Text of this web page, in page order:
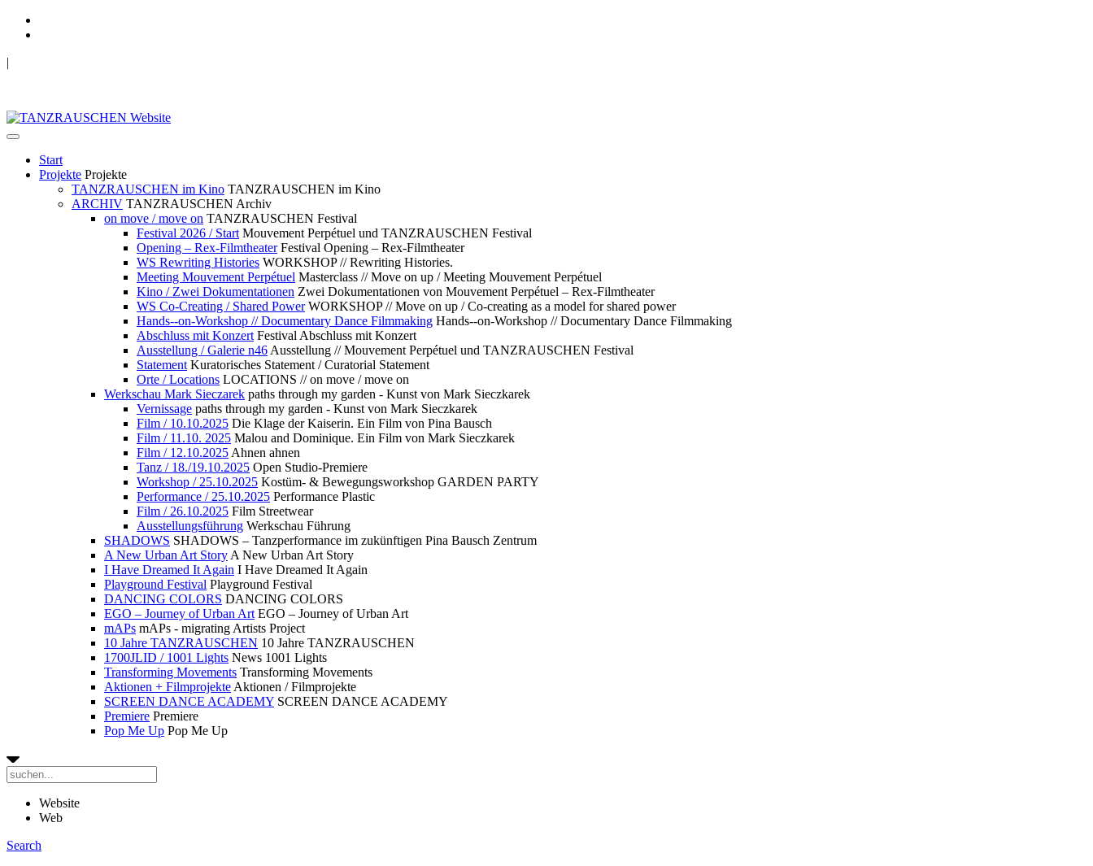
|
Start
Projekte Projekte
TANZRAUSCHEN im Kino TANZRAUSCHEN im Kino
ARCHIV TANZRAUSCHEN Archiv
on move / move on TANZRAUSCHEN Festival
Festival 2026 / Start Mouvement Perpétuel und TANZRAUSCHEN Festival
Opening – Rex-Filmtheater Festival Opening – Rex-Filmtheater
WS Rewriting Histories WORKSHOP // Rewriting Histories.
Meeting Mouvement Perpétuel Masterclass // Move on up / Meeting Mouvement Perpétuel
Kino / Zwei Dokumentationen Zwei Dokumentationen von Mouvement Perpétuel – Rex-Filmtheater
WS Co-Creating / Shared Power WORKSHOP // Move on up / Co-creating as a model for shared power
Hands--on-Workshop // Documentary Dance Filmmaking Hands--on-Workshop // Documentary Dance Filmmaking
Abschluss mit Konzert Festival Abschluss mit Konzert
Ausstellung / Galerie n46 Ausstellung // Mouvement Perpétuel und TANZRAUSCHEN Festival
Statement Kuratorisches Statement / Curatorial Statement
Orte / Locations LOCATIONS // on move / move on
Werkschau Mark Sieczarek paths through my garden - Kunst von Mark Sieczkarek
Vernissage paths through my garden - Kunst von Mark Sieczkarek
Film / 10.10.2025 Die Klage der Kaiserin. Ein Film von Pina Bausch
Film / 11.10. 2025 Malou and Dominique. Ein Film von Mark Sieczkarek
Film / 12.10.2025 Ahnen ahnen
Tanz / 18./19.10.2025 Open Studio-Premiere
Workshop / 25.10.2025 Kostüm- & Bewegungsworkshop GARDEN PARTY
Performance / 25.10.2025 Performance Plastic
Film / 26.10.2025 Film Streetwear
Ausstellungsführung Werkschau Führung
SHADOWS SHADOWS – Tanzperformance im zukünftigen Pina Bausch Zentrum
A New Urban Art Story A New Urban Art Story
I Have Dreamed It Again I Have Dreamed It Again
Playground Festival Playground Festival
DANCING COLORS DANCING COLORS
EGO – Journey of Urban Art EGO – Journey of Urban Art
mAPs mAPs - migrating Artists Project
10 Jahre TANZRAUSCHEN 10 Jahre TANZRAUSCHEN
1700JLID / 1001 Lights News 1001 Lights
Transforming Movements Transforming Movements
Aktionen + Filmprojekte Aktionen / Filmprojekte
SCREEN DANCE ACADEMY SCREEN DANCE ACADEMY
Premiere Premiere
Pop Me Up Pop Me Up
Website
Web
Search